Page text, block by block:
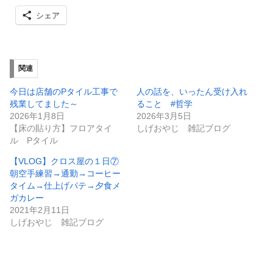
シェア
関連
今日は店舗のPタイル工事で
残業してました～
2026年1月8日
【床の貼り方】フロアタイ
ル Pタイル
人の話を、いったん受け入れ
ること #哲学
2026年3月5日
しげおやじ 雑記ブログ
【VLOG】クロス屋の１日⑦
朝空手練習→通勤→コーヒー
タイム→仕上げパテ→夕食メ
ガカレー
2021年2月11日
しげおやじ 雑記ブログ